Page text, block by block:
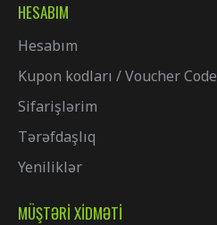
HESABIM
Hesabım
Kupon kodları / Voucher Code
Sifarişlərim
Tərəfdaşlıq
Yeniliklər
MÜŞTƏRI XIDMƏTI